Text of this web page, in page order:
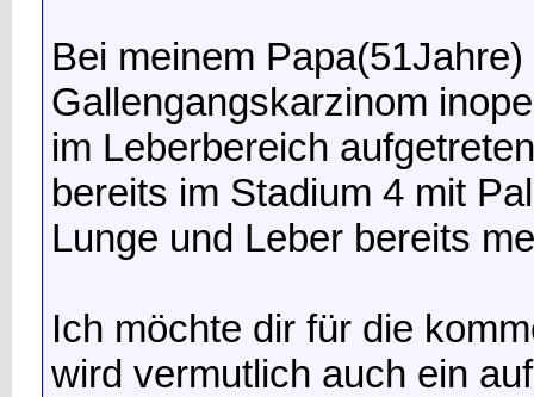
Bei meinem
Gallengangskarzinom
im Leberbereich
bereits im Stadium 4 mit
Lunge und Leber bereits
Ich möchte dir für die
wird vermutlich auch ein